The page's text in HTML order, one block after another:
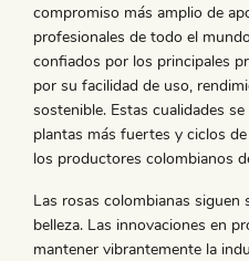
compromiso más amplio de
profesionales de todo el
confiados por los principales
por su facilidad de uso,
sostenible. Estas cualidades
plantas más fuertes y ciclos
los productores colombianos
Las rosas colombianas
belleza. Las innovaciones en
mantener vibrantemente la